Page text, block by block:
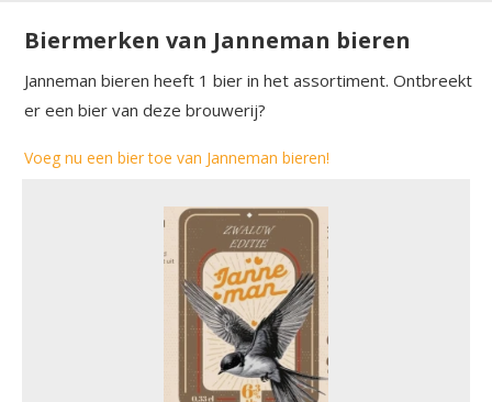
Biermerken van Janneman bieren
Janneman bieren heeft 1 bier in het assortiment. Ontbreekt
er een bier van deze brouwerij?
Voeg nu een bier toe van Janneman bieren!